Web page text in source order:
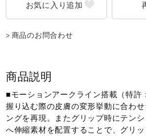
商品のお問合わせ
商品説明
■モーションアークライン搭載（特許
握り込む際の皮膚の変形挙動に合わ
ングを再現。またグリップ時にテン
へ伸縮素材を配置することで、グリ